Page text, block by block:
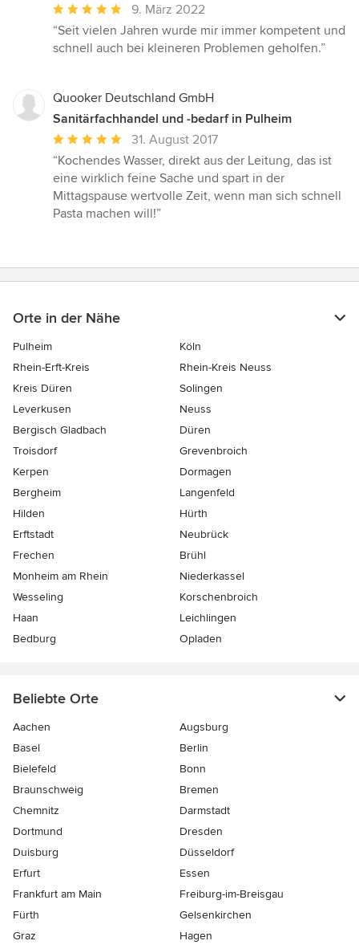
Durchschnittliche
Bewertung:
5
Sternen
9. März 2022
“Seit vielen Jahren wurde mir immer kompetent und
schnell auch bei kleineren Problemen geholfen.”
Quooker Deutschland GmbH
Sanitärfachhandel und -bedarf in Pulheim
Durchschnittliche
Bewertung:
5
von
5
31. August 2017
“Kochendes Wasser, direkt aus der Leitung, das ist
eine wirklich feine Sache und spart in der
Mittagspause wertvolle Zeit, wenn man sich schnell
Pasta machen will!”
Orte in der Nähe
Pulheim
Köln
Rhein-Erft-Kreis
Rhein-Kreis Neuss
Kreis Düren
Solingen
Leverkusen
Neuss
Bergisch Gladbach
Düren
Troisdorf
Grevenbroich
Kerpen
Dormagen
Bergheim
Langenfeld
Hilden
Hürth
Erftstadt
Neubrück
Frechen
Brühl
Monheim am Rhein
Niederkassel
Wesseling
Korschenbroich
Haan
Leichlingen
Bedburg
Opladen
Beliebte Orte
Aachen
Augsburg
Basel
Berlin
Bielefeld
Bonn
Braunschweig
Bremen
Chemnitz
Darmstadt
Dortmund
Dresden
Duisburg
Düsseldorf
Erfurt
Essen
Frankfurt am Main
Freiburg-im-Breisgau
Fürth
Gelsenkirchen
Graz
Hagen